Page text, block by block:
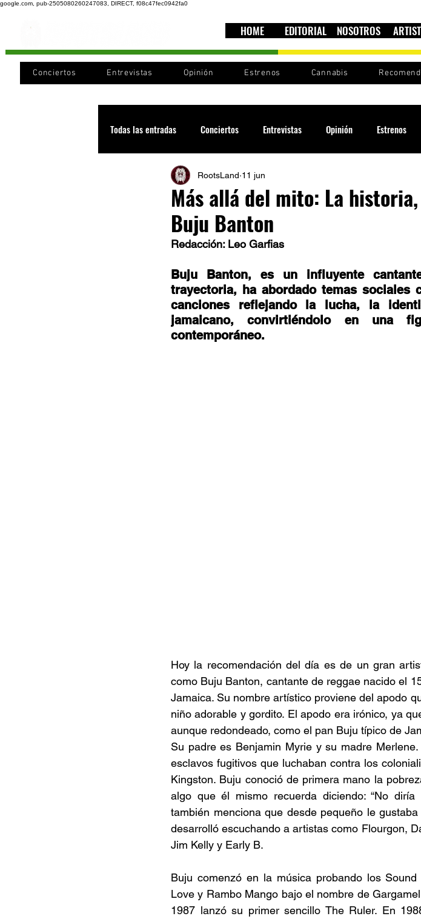
google.com, pub-2505080260247083, DIRECT, f08c47fec0942fa0
HOME EDITORIAL NOSOTROS
Conciertos Entrevistas Opinión Estrenos Cannabis
Todas las entradas Conciertos Entrevistas Opinión Estrenos
Recomendaciones Videos
Cobertura
Documentales Podcast Rastafari Fuera del reggae
Conociendo Reggae Columna del día Sorteos Eventos
Más allá del mito: La
Buju Banton
RootsLand 11 jun
Redacción: Leo Garfias
Buju Banton, es un influyente
trayectoria, ha abordado temas sociales
canciones reflejando la lucha, la
jamaicano, convirtiéndolo en una
contemporáneo.
Hoy la recomendación del día es de un gran
como Buju Banton, cantante de reggae nacido el
Jamaica. Su nombre artístico proviene del apodo
niño adorable y gordito. El apodo era irónico, ya
aunque redondeado, como el pan Buju típico de
Su padre es Benjamin Myrie y su madre
esclavos fugitivos que luchaban contra los
Kingston. Buju conoció de primera mano la
algo que él mismo recuerda diciendo: “No
también menciona que desde pequeño le
desarrolló escuchando a artistas como Flourgon,
Jim Kelly y Early B.
Buju comenzó en la música probando los
Love y Rambo Mango bajo el nombre de
1987 lanzó su primer sencillo The Ruler. En